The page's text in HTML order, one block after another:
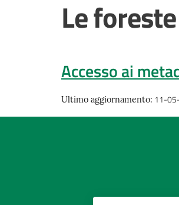
Le
Accesso ai
Ultimo aggiornamento: 11-